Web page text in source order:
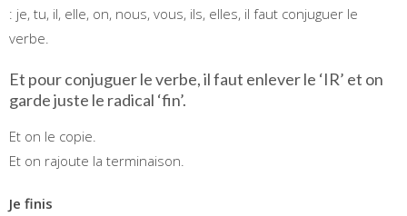
: je, tu, il, elle, on, nous, vous, ils, elles, il faut conjuguer le
verbe.
Et pour conjuguer le verbe, il faut enlever le ‘IR’ et on
garde juste le radical ‘fin’.
Et on le copie.
Et on rajoute la terminaison.
Je finis